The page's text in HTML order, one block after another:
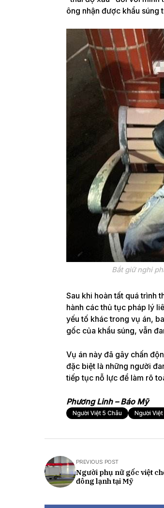
ông nhận được khẩu súng
Bắt giữ nghi
Sau khi hoàn tất quá trình
hành các thủ tục pháp lý
yếu tố khác trong vụ án,
gốc của khẩu súng, vẫn
Vụ án này đã gây chấn
đặc biệt là những người
tiếp tục nỗ lực để làm rõ
Phương Linh – Báo Mỹ
Người Việt 5 Châu Người
PREVIOUS POST
Người phụ nữ gốc việt
đông lạnh tại Mỹ